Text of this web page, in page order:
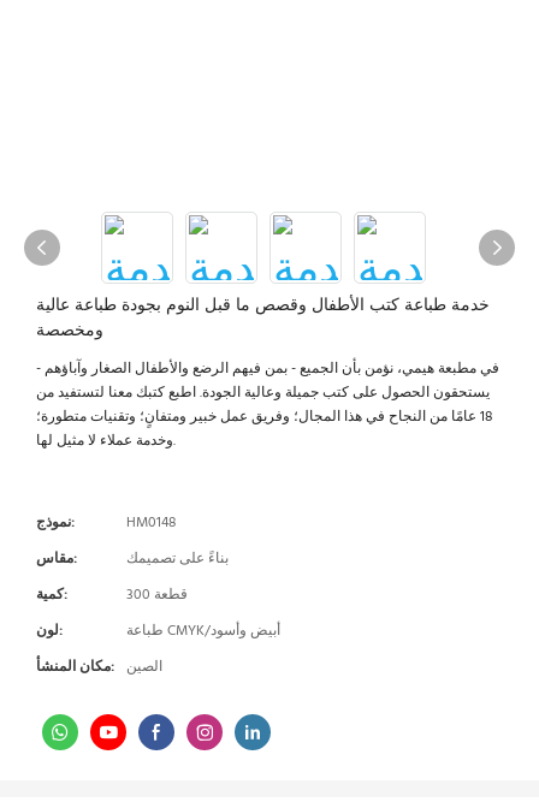
خدمة طباعة كتب الأطفال وقصص ما قبل النوم بجودة طباعة عالية
ومخصصة
في مطبعة هيمي، نؤمن بأن الجميع - بمن فيهم الرضع والأطفال الصغار وآباؤهم -
يستحقون الحصول على كتب جميلة وعالية الجودة. اطبع كتبك معنا لتستفيد من
18 عامًا من النجاح في هذا المجال؛ وفريق عمل خبير ومتفانٍ؛ وتقنيات متطورة؛
وخدمة عملاء لا مثيل لها.
نموذج:
HM0148
مقاس:
بناءً على تصميمك
كمية:
300 قطعة
لون:
طباعة CMYK/أبيض وأسود
مكان المنشأ: الصين